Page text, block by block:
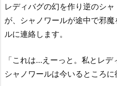
レディバグの幻を作り逆のシ
が、シャノワールが途中で邪
ルに連絡します。
「これは…えーっと。私とレデ
シャノワールは今いるところに